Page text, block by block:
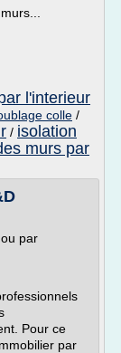
l'interieur
colle /
/ isolation
murs par
par
Pour ce
par